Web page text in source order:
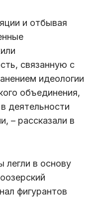
и отбывая
связанную с
идеологии
объединения,
деятельности
– рассказали в
в основу
фигурантов